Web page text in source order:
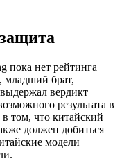
пока нет рейтинга
младший брат,
вердикт
результата в
в том, что китайский
должен добиться
модели